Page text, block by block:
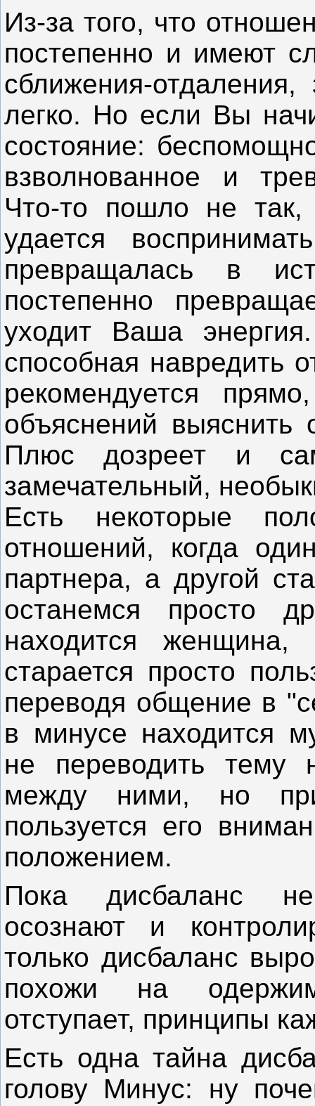
Из-за того, что
постепенно и имеют
сближения-
легко. Но если Вы
состояние:
взволнованное и
Что-то пошло не
удается
превращалась в
постепенно
уходит Ваша
способная навредить
рекомендуется
объяснений
Плюс дозреет и
замечательный,
Есть некоторые
отношений, когда
партнера, а другой
останемся просто
находится
старается просто
переводя общение в
в минусе находится
не переводить тему
между ними, но
пользуется его
положением.
Пока дисбаланс
осознают и
только дисбаланс
похожи на
отступает, принципы
Есть одна тайна
голову Минус: ну